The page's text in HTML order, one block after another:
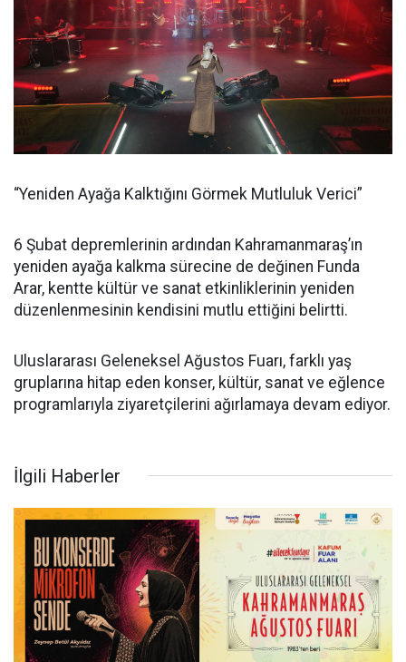
“Yeniden Ayağa Kalktığını Görmek Mutluluk Verici”
6 Şubat depremlerinin ardından Kahramanmaraş’ın
yeniden ayağa kalkma sürecine de değinen Funda
Arar, kentte kültür ve sanat etkinliklerinin yeniden
düzenlenmesinin kendisini mutlu ettiğini belirtti.
Uluslararası Geleneksel Ağustos Fuarı, farklı yaş
gruplarına hitap eden konser, kültür, sanat ve eğlence
programlarıyla ziyaretçilerini ağırlamaya devam ediyor.
İlgili Haberler